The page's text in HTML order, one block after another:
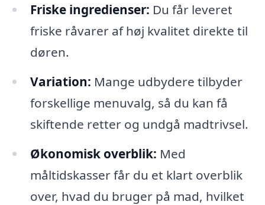
Friske ingredienser: Du får leveret
friske råvarer af høj kvalitet direkte til
døren.
Variation: Mange udbydere tilbyder
forskellige menuvalg, så du kan få
skiftende retter og undgå madtrivsel.
Økonomisk overblik: Med
måltidskasser får du et klart overblik
over, hvad du bruger på mad, hvilket